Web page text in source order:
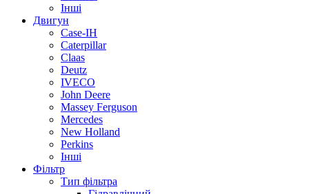
Інші
Двигун
Case-IH
Caterpillar
Claas
Deutz
IVECO
John Deere
Massey Ferguson
Mercedes
New Holland
Perkins
Інші
Фільтр
Тип фільтра